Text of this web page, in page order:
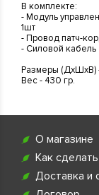
В комплекте:
- Модуль
1шт
- Провод патч-
- Силовой кабель
Размеры (ДхШхВ)
Вес - 430 гр.
О магазине
Как
Доставка и